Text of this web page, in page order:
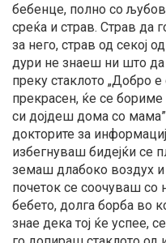
бебенце, полно со
среќа и страв. Страв да
за него, страв од секој
дури не знаеш ни што
преку стаклото „Добро
прекрасен, ќе се
си дојдеш дома со
докторите за
избегнуваш бидејќи се
земаш длабоко воздух и
почеток се соочуваш со
бебето, долга борба во
знае дека тој ќе успее,